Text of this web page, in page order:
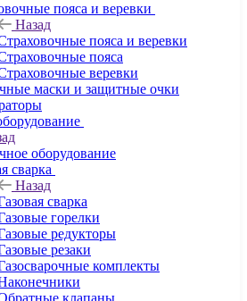
пояса и веревки
Назад
пояса и веревки
пояса
веревки
маски и защитные очки
оборудование
сварка
Назад
сварка
горелки
редукторы
резаки
комплекты
клапаны